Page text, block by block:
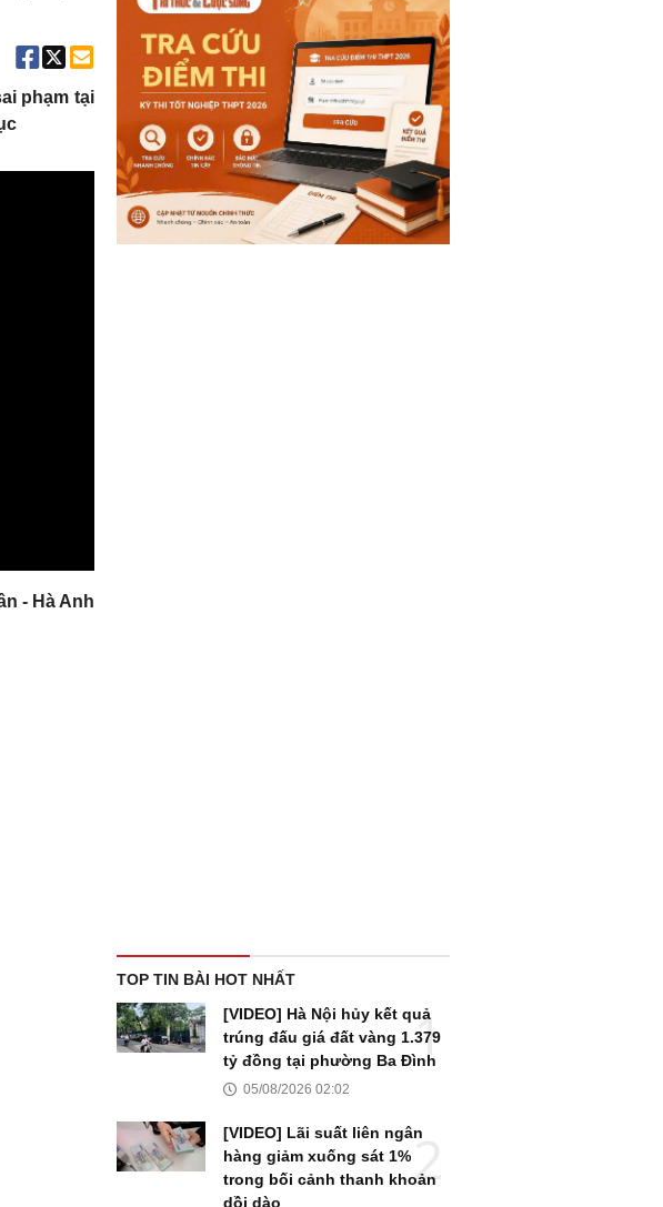
phạm tại
- Hà Anh
TOP TIN BÀI HOT NHẤT
[VIDEO] Hà Nội hủy kết quả
trúng đấu giá đất vàng 1.379
tỷ đồng tại phường Ba Đình
05/08/2026 02:02
[VIDEO] Lãi suất liên ngân
hàng giảm xuống sát 1%
trong bối cảnh thanh khoản
dồi dào